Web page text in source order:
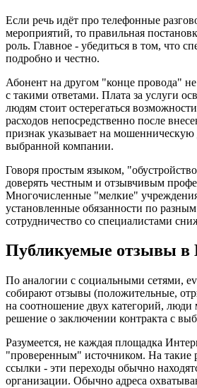
Если речь идёт про телефонные
мероприятий, то правильная
роль. Главное - убедиться в том, что
подробно и честно.
Абонент на другом "конце провода"
с такими ответами. Плата за услуги
людям стоит остерегаться
расходов непосредственно после
признак указывает на мошенническую
выбранной компании.
Говоря простым языком,
доверять честным и отзывчивым
Многочисленные "мелкие"
установленные обязанности по
сотрудничество со специалистами
Публикуемые отзывы в
По аналогии с социальными сетями,
собирают отзывы (положительные,
на соотношение двух категорий, люди
решение о заключении контракта с
Разумеется, не каждая площадка
"проверенным" источником. На такие
ссылки - эти переходы обычно
организации. Обычно адреса